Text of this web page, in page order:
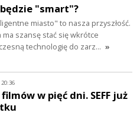
"smart"?
miasto" to nasza przyszłość.
ma szansę stać się wkrótce
technologię do zarz… »
w pięć dni. SEFF już